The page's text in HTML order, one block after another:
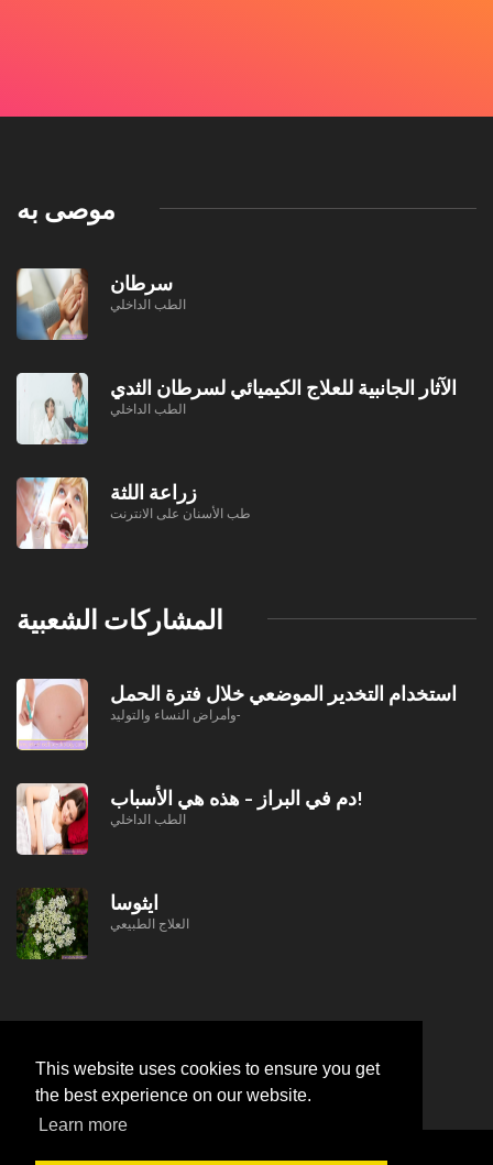
This website uses cookies to ensure you get
the best experience on our website.
Learn more
موصى به
سرطان
الطب الداخلي
الآثار الجانبية للعلاج الكيميائي لسرطان الثدي
الطب الداخلي
زراعة اللثة
طب الأسنان على الانترنت
المشاركات الشعبية
استخدام التخدير الموضعي خلال فترة الحمل
وأمراض النساء والتوليد-
دم في البراز - هذه هي الأسباب!
الطب الداخلي
ايثوسا
العلاج الطبيعي